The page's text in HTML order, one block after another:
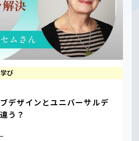
び
デザインとユニバーサルデ
う？